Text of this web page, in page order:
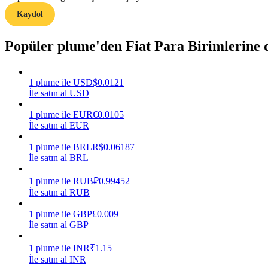
Rehber
Vadeli İşlemler Başlangıç Kılavuzu
Nasıl kârlı kalabileceğinizi öğrenin
Kaydol
Popüler plume'den Fiat Para Birimlerine
1 plume ile USD$0.0121
İle satın al USD
1 plume ile EUR€0.0105
İle satın al EUR
1 plume ile BRLR$0.06187
İle satın al BRL
1 plume ile RUB₽0.99452
İle satın al RUB
1 plume ile GBP£0.009
İle satın al GBP
1 plume ile INR₹1.15
İle satın al INR